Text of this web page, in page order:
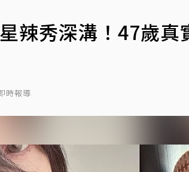
星辣秀深溝！47歲
時報導